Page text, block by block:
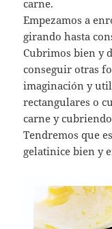
carne.
Empezamos a
girando hasta
Cubrimos bien y
conseguir otras
imaginación y
rectangulares o
carne y
Tendremos que
gelatinice bien y